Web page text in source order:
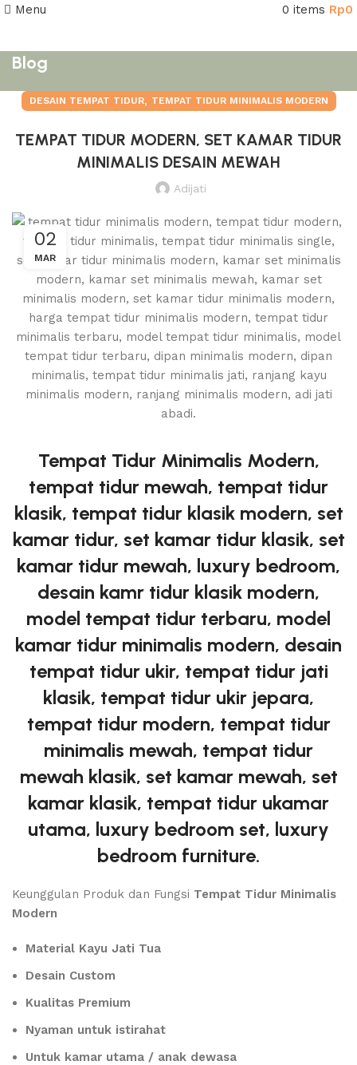
Menu 0 items Rp0
Blog
DESAIN TEMPAT TIDUR, TEMPAT TIDUR MINIMALIS MODERN
TEMPAT TIDUR MODERN, SET KAMAR TIDUR
MINIMALIS DESAIN MEWAH
Adijati
02
MAR
Tempat Tidur Minimalis Modern,
tempat tidur mewah, tempat tidur
klasik, tempat tidur klasik modern, set
kamar tidur, set kamar tidur klasik, set
kamar tidur mewah, luxury bedroom,
desain kamr tidur klasik modern,
model tempat tidur terbaru, model
kamar tidur minimalis modern, desain
tempat tidur ukir, tempat tidur jati
klasik, tempat tidur ukir jepara,
tempat tidur modern, tempat tidur
minimalis mewah, tempat tidur
mewah klasik, set kamar mewah, set
kamar klasik, tempat tidur ukamar
utama, luxury bedroom set, luxury
bedroom furniture.
Keunggulan Produk dan Fungsi Tempat Tidur Minimalis
Modern
Material Kayu Jati Tua
Desain Custom
Kualitas Premium
Nyaman untuk istirahat
Untuk kamar utama / anak dewasa